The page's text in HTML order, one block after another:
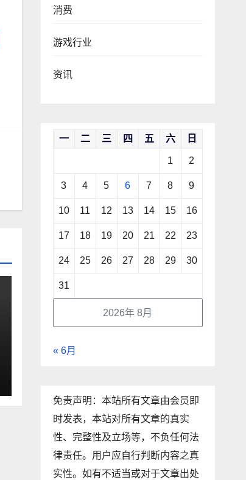
消费
游戏行业
资讯
2026年 8月
一 二 三 四 五 六 日
1 2
3 4 5 6 7 8 9
10 11 12 13 14 15 16
17 18 19 20 21 22 23
24 25 26 27 28 29 30
31
« 6月
免责声明：本站所有文章由会员即
时发表，本站对所有文章的真实
性、完整性及立场等，不负任何法
律责任。用户应自行判断内容之真
实性。如有不适当或对于文章出处